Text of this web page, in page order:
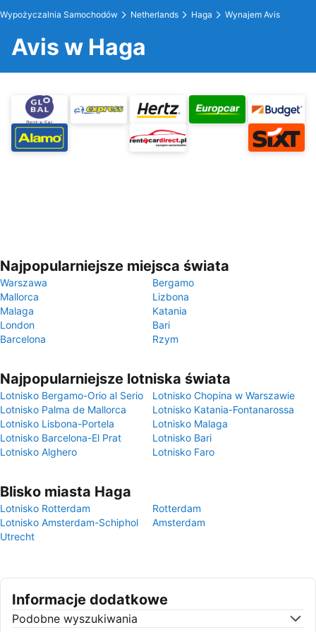
Wypożyczalnia Samochodów Netherlands Haga Wynajem Avis
Avis w Haga
Najpopularniejsze miejsca świata
Warszawa
Bergamo
Mallorca
Lizbona
Malaga
Katania
London
Bari
Barcelona
Rzym
Najpopularniejsze lotniska świata
Lotnisko Bergamo-Orio al Serio
Lotnisko Chopina w Warszawie
Lotnisko Palma de Mallorca
Lotnisko Katania-Fontanarossa
Lotnisko Lisbona-Portela
Lotnisko Malaga
Lotnisko Barcelona-El Prat
Lotnisko Bari
Lotnisko Alghero
Lotnisko Faro
Blisko miasta Haga
Lotnisko Rotterdam
Rotterdam
Lotnisko Amsterdam-Schiphol
Amsterdam
Utrecht
Informacje dodatkowe
Podobne wyszukiwania